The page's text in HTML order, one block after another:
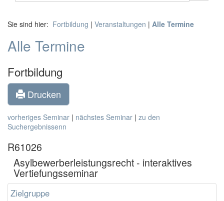
Sie sind hier: Fortbildung | Veranstaltungen | Alle Termine
Alle Termine
Fortbildung
Drucken
vorheriges Seminar | nächstes Seminar | zu den
Suchergebnissenn
R61026
Asylbewerberleistungsrecht - interaktives
Vertiefungsseminar
Zielgruppe